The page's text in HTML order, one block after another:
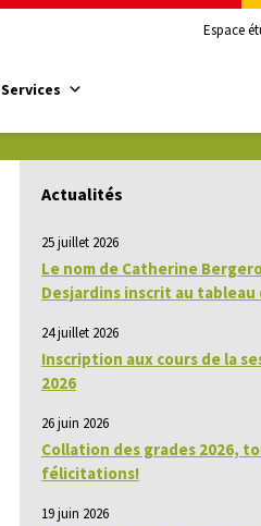
Espace
Services
Actualités
25 juillet 2026
Le nom de Catherine
Desjardins inscrit au tableau
24 juillet 2026
Inscription aux cours de la
2026
26 juin 2026
Collation des grades 2026,
félicitations!
19 juin 2026